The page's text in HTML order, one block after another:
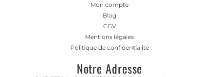
Mon compte
Blog
CGV
Mentions légales
Politique de confidentialité
Notre Adresse